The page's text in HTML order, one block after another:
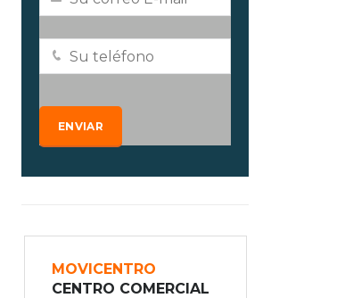
MOVICENTRO
CENTRO COMERCIAL